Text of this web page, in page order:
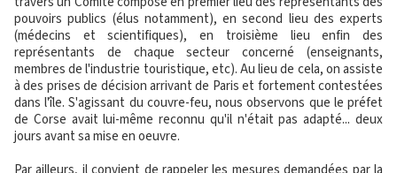
pouvoirs publics (élus notamment), en second lieu des experts
(médecins et scientifiques), en troisième lieu enfin des
représentants de chaque secteur concerné (enseignants,
membres de l'industrie touristique, etc). Au lieu de cela, on assiste
à des prises de décision arrivant de Paris et fortement contestées
dans l'île. S'agissant du couvre-feu, nous observons que le préfet
de Corse avait lui-même reconnu qu'il n'était pas adapté... deux
jours avant sa mise en oeuvre.